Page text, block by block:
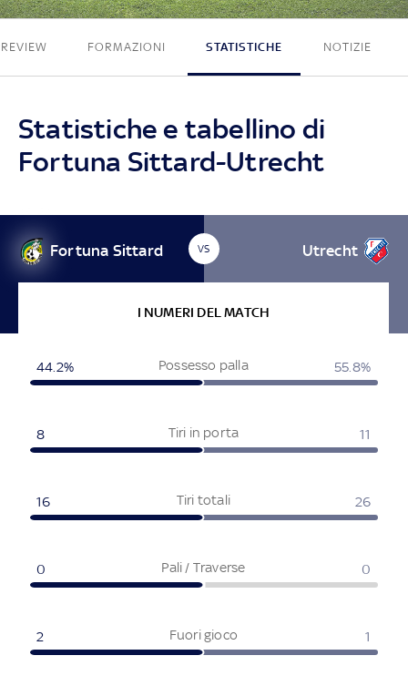
FORMAZIONI STATISTICHE NOTIZIE
Statistiche e tabellino di
Fortuna Sittard-Utrecht
Fortuna Sittard VS Utrecht
I NUMERI DEL MATCH
Possesso palla
44.2% 55.8%
Tiri in porta
8 11
Tiri totali
16 26
Pali / Traverse
0 0
Fuori gioco
2 1